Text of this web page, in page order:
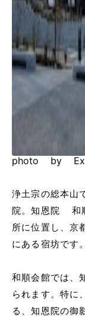
photo by
浄土宗の総本山
院。知恩院 和
所に位置し、京
にある宿坊です。
和順会館では、
られます。特に
る、知恩院の